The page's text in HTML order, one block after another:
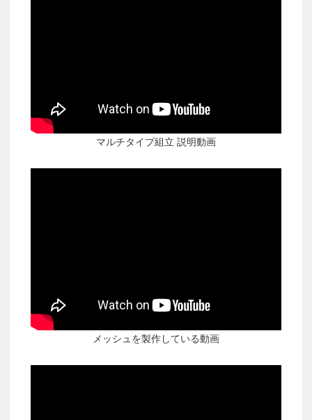
マルチタイプ組立 説明動画
メッシュを製作している動画